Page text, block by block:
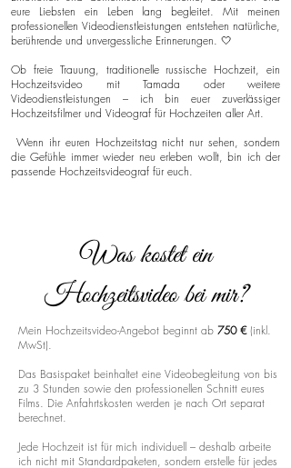
eure Liebsten ein Leben lang begleitet. Mit meinen
professionellen Videodienstleistungen entstehen natürliche,
berührende und unvergessliche Erinnerungen. 🤍
Ob freie Trauung, traditionelle russische Hochzeit, ein
Hochzeitsvideo mit Tamada oder weitere
Videodienstleistungen – ich bin euer zuverlässiger
Hochzeitsfilmer und Videograf für Hochzeiten aller Art.
Wenn ihr euren Hochzeitstag nicht nur sehen, sondern
die Gefühle immer wieder neu erleben wollt, bin ich der
passende Hochzeitsvideograf für euch.
Was kostet ein
Hochzeitsvideo bei mir?
Mein Hochzeitsvideo-Angebot beginnt ab 750 € (inkl.
MwSt).
Das Basispaket beinhaltet eine Videobegleitung von bis
zu 3 Stunden sowie den professionellen Schnitt eures
Films. Die Anfahrtskosten werden je nach Ort separat
berechnet.
Jede Hochzeit ist für mich individuell – deshalb arbeite
ich nicht mit Standardpaketen, sondern erstelle für jedes